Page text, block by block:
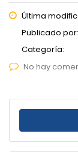
Última
Publicado por:
Categoría:
No hay